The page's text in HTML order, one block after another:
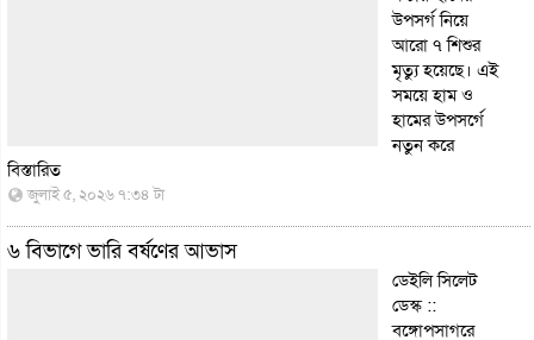
উপসর্গ নিয়ে
আরো ৭ শিশুর
মৃত্যু হয়েছে। এই
সময়ে হাম ও
হামের উপসর্গে
নতুন করে
বিস্তারিত
জুলাই ৫, ২০২৬ ৭:৩৪ টা
৬ বিভাগে ভারি বর্ষণের আভাস
ডেইলি সিলেট
ডেস্ক ::
বঙ্গোপসাগরে